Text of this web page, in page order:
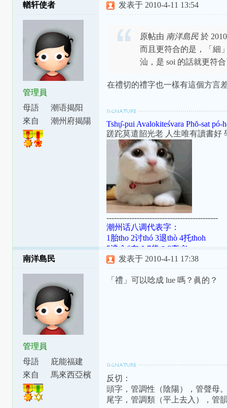
潮罗特殊变体：[ɯ]=ṳ=ur；
[aʔ8]=âh=a̍h；[ts]=ts=ch；
輶轩使者
管理員
母語
潮语揭阳
腔
來自
潮州府揭陽
发表于 2010-4-11 13:54
原帖由 南洋島民於
而且更符合的是，「細
汕，是 soi 的話就更符
在禮切的禮字也一樣有這個方言
Tshṳ̂-pui Avalokiteśvara Phŏ-sat pó-
蹉跎莫遣韶光老 人生唯有讀書好
--------------------------------------------
潮州话八调代表字：
1胎tho 2讨thó 3退thò 4托thoh
5逃tô 6在tŏ 7袋tō 8夺tôh
潮罗特殊变体：[ɯ]=ṳ=ur；
[aʔ8]=âh=a̍h；[ts]=ts=ch；
南洋島民
管理員
母語
庇能福建
話
來自
馬來西亞檳
发表于 2010-4-11 17:38
「禮」可以唸成 lue 嗎？眞的？
反切：
頭字，管調性（陰陽），管聲母
尾字，管調類（平上去入），管